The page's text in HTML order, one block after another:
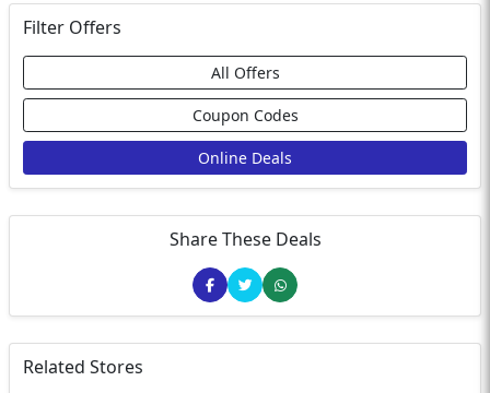
Filter Offers
All Offers
Coupon Codes
Online Deals
Share These Deals
Related Stores